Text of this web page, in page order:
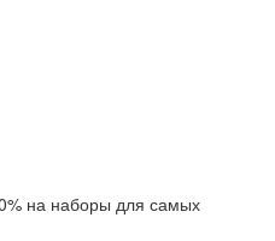
на наборы для самых